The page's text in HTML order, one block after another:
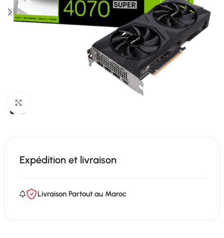
Expédition et livraison
Livraison Partout au Maroc